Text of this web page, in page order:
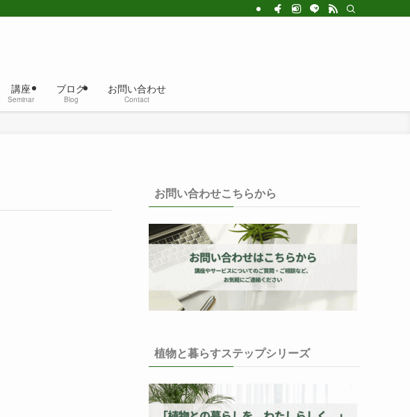
講座
Seminar
ブログ
Blog
お問い合わせ
Contact
お問い合わせこちらから
植物と暮らすステップシリーズ